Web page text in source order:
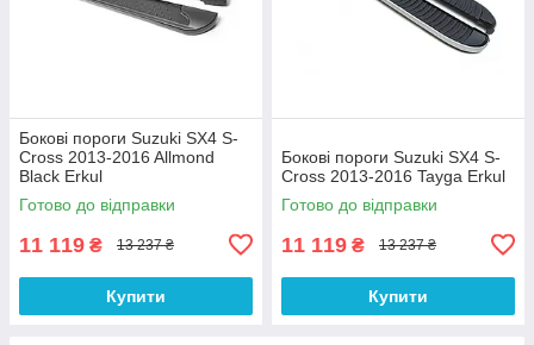
Бокові пороги Suzuki SX4 S-
Cross 2013-2016 Allmond
Black Erkul
Готово до відправки
11 119 ₴ 13 237 ₴
Купити
Бокові пороги Suzuki SX4 S-
Cross 2013-2016 Tayga Erkul
Готово до відправки
11 119 ₴ 13 237 ₴
Купити